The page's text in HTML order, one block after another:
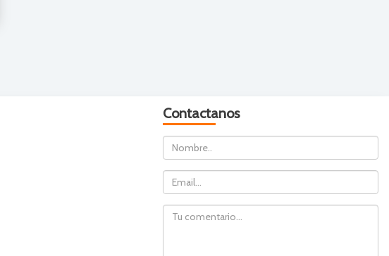
Contactanos
Nombre
Email
Comentario